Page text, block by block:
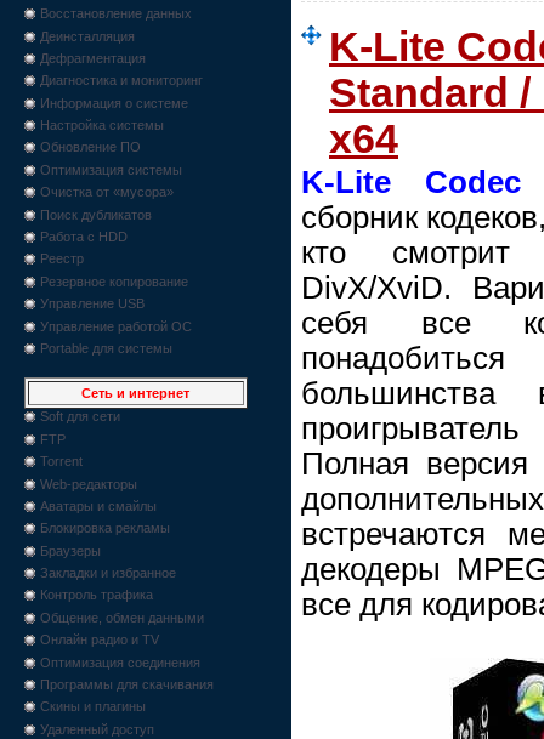
Восстановление данных
Деинсталляция
Дефрагментация
Диагностика и мониторинг
Информация о системе
Настройка системы
Обновление ПО
Оптимизация системы
Очистка от «мусора»
Поиск дубликатов
Работа с HDD
Реестр
Резервное копирование
Управление USB
Управление работой ОС
Portable для системы
Сеть и интернет
Soft для сети
FTP
Torrent
Web-редакторы
Аватары и смайлы
Блокировка рекламы
Браузеры
Закладки и избранное
Контроль трафика
Общение, обмен данными
Онлайн радио и TV
Оптимизация соединения
Программы для скачивания
Скины и плагины
Удаленный доступ
K-Lite
Standard /
x64
K-Lite Codec
сборник
кто
DivX/XviD.
себя все
Полная версия
встречаются
декодеры
все для